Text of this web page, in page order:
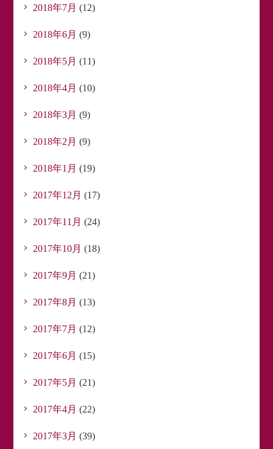
2018年7月 (12)
2018年6月 (9)
2018年5月 (11)
2018年4月 (10)
2018年3月 (9)
2018年2月 (9)
2018年1月 (19)
2017年12月 (17)
2017年11月 (24)
2017年10月 (18)
2017年9月 (21)
2017年8月 (13)
2017年7月 (12)
2017年6月 (15)
2017年5月 (21)
2017年4月 (22)
2017年3月 (39)